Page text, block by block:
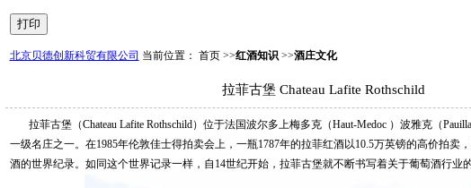
北京贝德创新科贸有限公司 当前位置： 首页 >>红酒知识>>酒庄文化
拉菲古堡 Chateau Lafite Rothschild
拉菲古堡（Chateau Lafite Rothschild）位于法国波尔多上梅多克（Haut-Medoc ）波雅克（
一级名庄之一。在1985年伦敦佳士得拍卖会上，一瓶1787年的拉菲红酒以10.5万英镑的高价拍卖
酒的世界纪录。如同这个世界记录一样，自14世纪开始，拉菲古堡就不断书写着关于葡萄酒行业的